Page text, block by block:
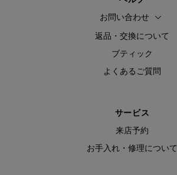
お問い合わせ
返品・交換について
ブティック
よくあるご質問
サービス
来店予約
お手入れ・修理について